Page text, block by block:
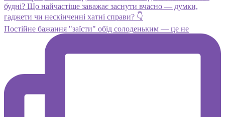
Постійне бажання "заїсти" обід солоденьким — це не